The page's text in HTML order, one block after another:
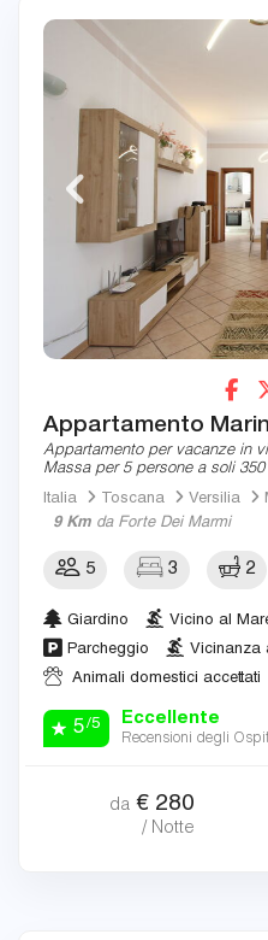
Appartamento
Appartamento per vacanze in
Massa per 5 persone a soli
Italia
Toscana Versilia
9 Km da Forte Dei Marmi
5 3 2
Giardino Vicino al
Parcheggio
Vicinanza
Animali domestici accettati
5/5 Eccellente
Recensioni degli
da € 280
/ Notte